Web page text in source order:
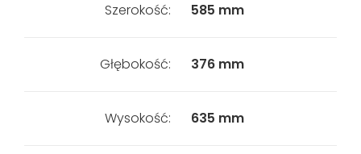
Szerokość: 585 mm
Głębokość: 376 mm
Wysokość: 635 mm